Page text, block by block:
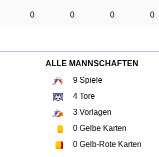
0 0 0 0
ALLE MANNSCHAFTEN
9 Spiele
4 Tore
3 Vorlagen
0 Gelbe Karten
0 Gelb-Rote Karten